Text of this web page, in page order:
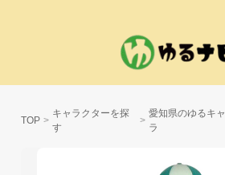
TOP
キャラクターを探
す
愛知県のゆるキャ
ラ